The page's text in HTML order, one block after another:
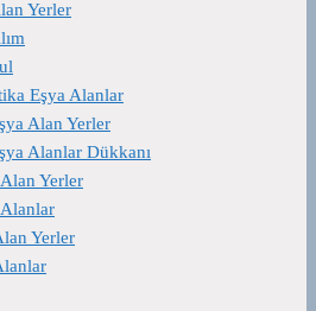
Yerler
Eşya Alanlar
Alan Yerler
Alanlar Dükkanı
Yerler
Yerler